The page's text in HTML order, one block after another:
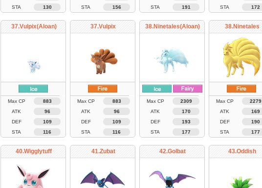
STA
130
STA
156
STA
191
STA
172
37.Vulpix(Aloan)
Max CP
883
ATK
96
DEF
109
STA
116
37.Vulpix
Max CP
883
ATK
96
DEF
109
STA
116
38.Ninetales(Aloan)
Max CP
2309
ATK
170
DEF
193
STA
177
38.Ninetales
Max CP
2279
ATK
169
DEF
190
STA
177
40.Wigglytuff 41.Zubat 42.Golbat 43.Oddish